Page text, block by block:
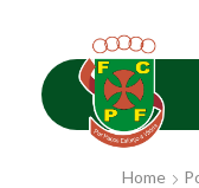
Home